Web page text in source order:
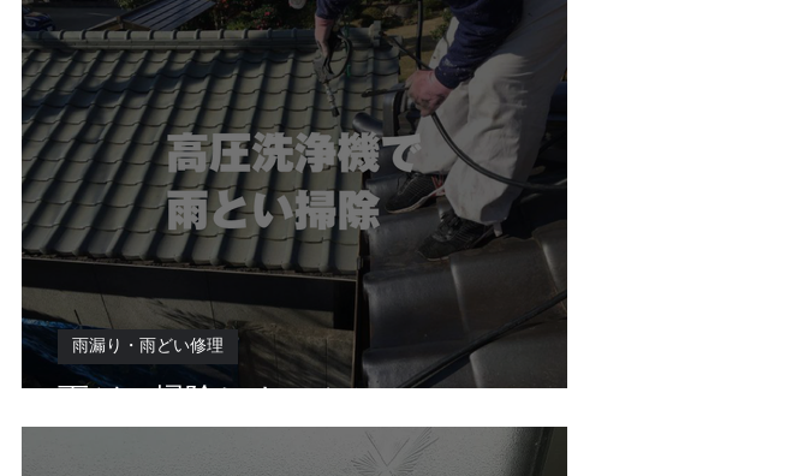
雨どい掃除しませんか？
雨漏り・雨どい修理